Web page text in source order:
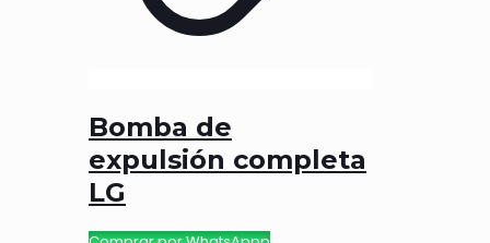
Bomba de
expulsión completa
LG